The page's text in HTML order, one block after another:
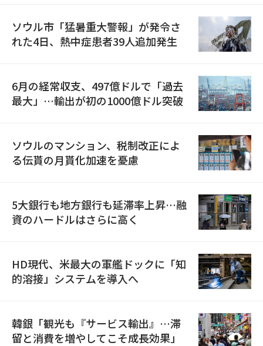
ソウル市「猛暑重大警報」が発令さ
れた4日、熱中症患者39人追加発生
6月の経常収支、497億ドルで「過去
最大」…輸出が初の1000億ドル突破
ソウルのマンション、税制改正によ
る伝貰の月貰化加速を憂慮
5大銀行も地方銀行も延滞率上昇…融
資のハードルはさらに高く
HD現代、米最大の軍艦ドックに「知
的溶接」システムを導入へ
韓銀「観光も『サービス輸出』…滞
留と消費を増やしてこそ成長効果」